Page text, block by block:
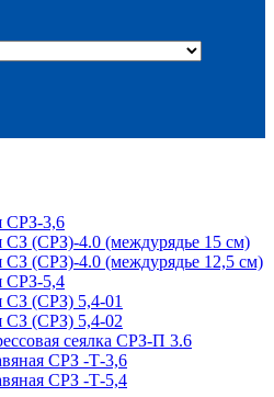
СРЗ-3,6
СЗ (СРЗ)-4.0 (междурядье 15 см)
СЗ (СРЗ)-4.0 (междурядье 12,5 см)
СРЗ-5,4
СЗ (СРЗ) 5,4-01
СЗ (СРЗ) 5,4-02
сеялка СРЗ-П 3.6
СРЗ -Т-3,6
СРЗ -Т-5,4